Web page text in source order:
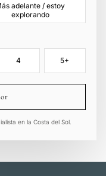
adelante / estoy
explorando
4 5+
en la Costa del Sol.